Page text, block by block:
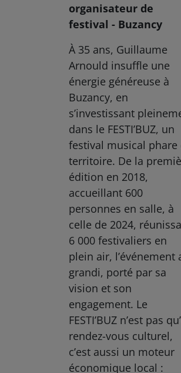
organisateur de
festival - Buzancy
À 35 ans, Guillaume
Arnould insuffle une
énergie généreuse à
Buzancy, en
s’investissant
dans le FESTI’BUZ, un
festival musical phare
territoire. De la
édition en 2018,
accueillant 600
personnes en salle, à
celle de 2024,
6 000 festivaliers en
plein air, l’événement
grandi, porté par sa
vision et son
engagement. Le
FESTI’BUZ n’est pas
rendez-vous culturel,
c’est aussi un moteur
économique local :